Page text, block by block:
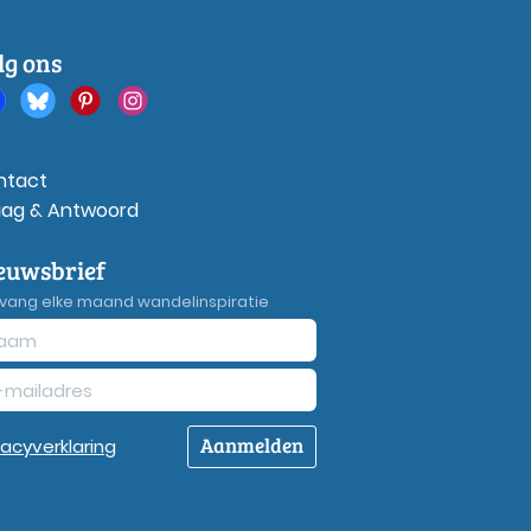
ons
& Antwoord
elke maand wandelinspiratie
verklaring Aanmelden